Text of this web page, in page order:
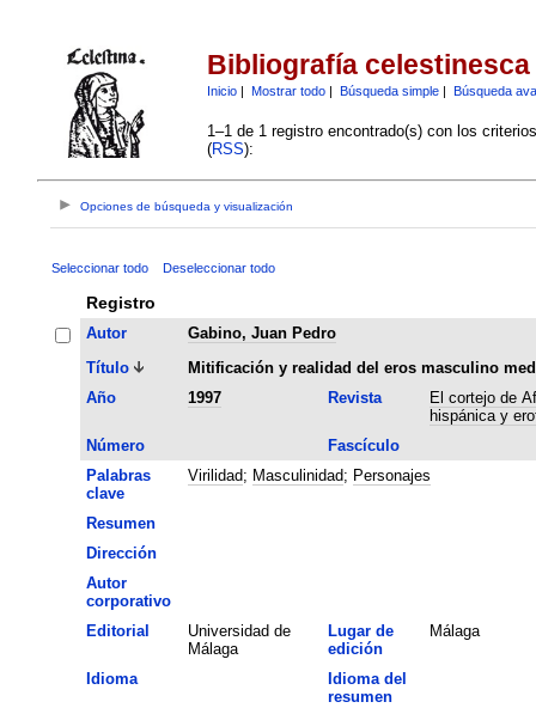
Bibliografía celestinesca
Inicio| Mostrar todo| Búsqueda simple| Búsqueda
1–1 de 1 registro encontrado(s) con los
(RSS):
Opciones de búsqueda y visualización
Seleccionar todo Deseleccionar todo
Registro
Autor
Gabino, Juan Pedro
Título
Mitificación y realidad del eros masculino
Año
1997 Revista
El cortejo de
hispánica y
Número
Fascículo
Palabras
clave
Virilidad; Masculinidad; Personajes
Resumen
Dirección
Autor
corporativo
Editorial
Universidad de
Málaga
Lugar de
edición
Málaga
Idioma
Idioma del
resumen